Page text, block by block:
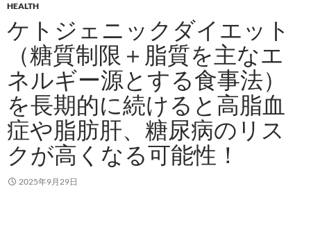
プ
HEALTH
ケトジェニックダイエット
（糖質制限＋脂質を主なエ
ネルギー源とする食事法）
を長期的に続けると高脂血
症や脂肪肝、糖尿病のリス
クが高くなる可能性！
2025年9月29日